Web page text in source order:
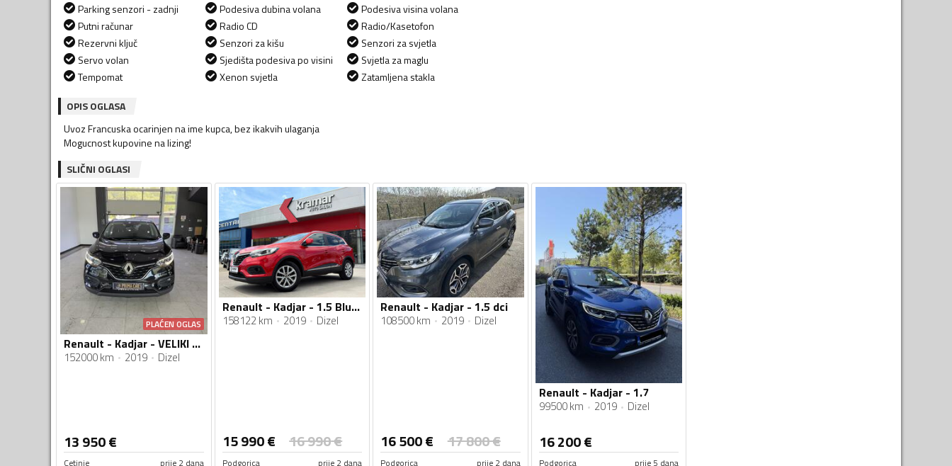
Parking senzori - zadnji
Putni računar
Rezervni ključ
Servo volan
Tempomat
Podesiva dubina volana
Radio CD
Senzori za kišu
Sjedišta podesiva po visini
Xenon svjetla
Podesiva visina volana
Radio/Kasetofon
Senzori za svjetla
Svjetla za maglu
Zatamljena stakla
OPIS OGLASA
Uvoz Francuska ocarinjen na ime kupca, bez ikakvih ulaganja
Mogucnost kupovine na lizing!
SLIČNI OGLASI
PLAĆEN OGLAS
Renault - Kadjar - VELIKI SERVIS/AUTOMATIK
152000 km 2019 Dizel
13 950€
Cetinje prije 2 dana
Renault - Kadjar - 1.5 BlueDci Automatik Business Energy 116 KS - FACELIFT
158122 km 2019 Dizel
15 990€ 16 990€
Podgorica prije 2 dana
Renault - Kadjar - 1.5 dci
108500 km 2019 Dizel
16 500€ 17 800€
Podgorica prije 2 dana
Renault - Kadjar - 1.7
99500 km 2019 Dizel
16 200€
Podgorica prije 5 dana